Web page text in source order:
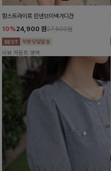
함스트라이프 린넨브이넥가디건
10%24,900 원27,600원
리뷰 카운트 영역